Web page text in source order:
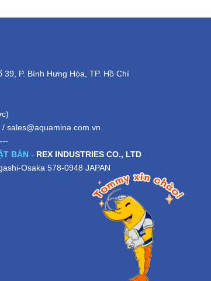
P. Bình Hưng Hòa, TP. Hồ Chí
/ sales@aquamina.com.vn
BẢN - REX INDUSTRIES CO., LTD
Osaka 578-0948 JAPAN